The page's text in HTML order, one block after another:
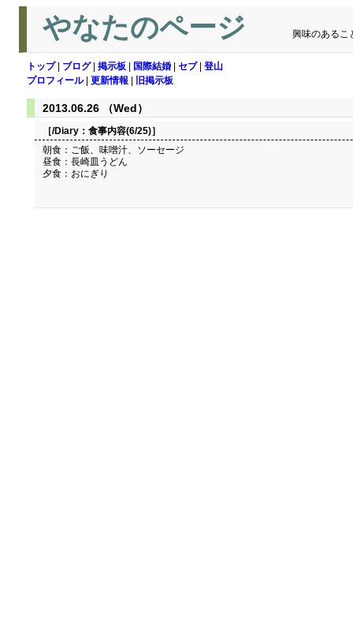
やなたのページ 興味のあるこ
トップ| ブログ| 掲示板 国際結婚 セブ| 登山
プロフィール| 更新情報 旧掲示板
2013.06.26 （Wed）
［/Diary： 食事内容(6/25)］
朝食：ご飯、味噌汁、ソーセージ
昼食：長崎皿うどん
夕食：おにぎり